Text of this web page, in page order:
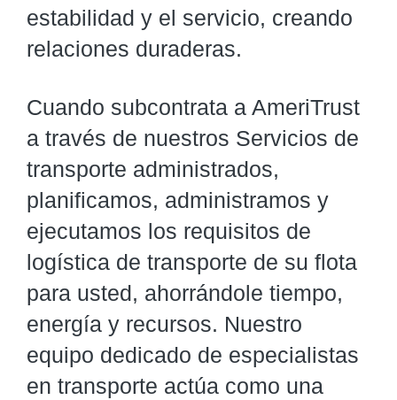
estabilidad y el servicio, creando
relaciones duraderas.
Cuando subcontrata a AmeriTrust
a través de nuestros Servicios de
transporte administrados,
planificamos, administramos y
ejecutamos los requisitos de
logística de transporte de su flota
para usted, ahorrándole tiempo,
energía y recursos. Nuestro
equipo dedicado de especialistas
en transporte actúa como una